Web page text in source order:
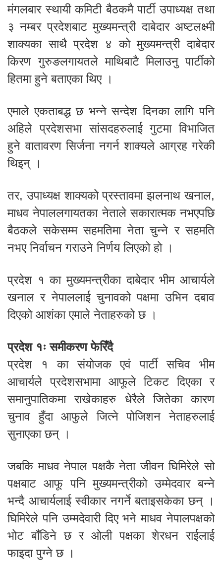
मंगलबार स्थायी कमिटी बैठकमै पार्टी उपाध्यक्ष तथा
३ नम्बर प्रदेशबाट मुख्यमन्त्री दाबेदार अष्टलक्ष्मी
शाक्यका साथै प्रदेश ४ को मुख्यमन्त्री दाबेदार
किरण गुरुङलगायतले माथिबाटै मिलाउनु पार्टीको
हितमा हुने बताएका थिए ।
एमाले एकताबद्ध छ भन्ने सन्देश दिनका लागि पनि
अहिले प्रदेशसभा सांसदहरुलाई गुटमा विभाजित
हुने वातावरण सिर्जना नगर्न शाक्यले आग्रह गरेकी
थिइन् ।
तर, उपाध्यक्ष शाक्यको प्रस्तावमा झलनाथ खनाल,
माधव नेपाललगायतका नेताले सकारात्मक नभएपछि
बैठकले सकेसम्म सहमतिमा नेता चुन्ने र सहमति
नभए निर्वाचन गराउने निर्णय लिएको हो ।
प्रदेश १ का मुख्यमन्त्रीका दाबेदार भीम आचार्यले
खनाल र नेपाललाई चुनावको पक्षमा उभिन दबाव
दिएको आशंका एमाले नेताहरुको छ ।
प्रदेश १ः समीकरण फेरिँदै
प्रदेश १ का संयोजक एवं पार्टी सचिव भीम
आचार्यले प्रदेशसभामा आफूले टिकट दिएका र
समानुपातिकमा राखेकाहरु धेरैले जितेका कारण
चुनाव हुँदा आफुले जित्ने पोजिशन नेताहरुलाई
सुनाएका छन् ।
जबकि माधव नेपाल पक्षकै नेता जीवन घिमिरेले सो
पक्षबाट आफू पनि मुख्यमन्त्रीको उम्मेदवार बन्ने
भन्दै आचार्यलाई स्वीकार नगर्ने बताइसकेका छन् ।
घिमिरेले पनि उम्मदेवारी दिए भने माधव नेपालपक्षको
भोट बाँडिने छ र ओली पक्षका शेरधन राईलाई
फाइदा पुग्ने छ ।